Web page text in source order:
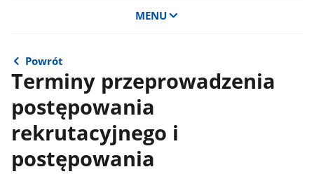
MENU
Powrót
Terminy przeprowadzenia
postępowania
rekrutacyjnego i
postępowania